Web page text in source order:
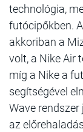
technológia,
futócipőkben.
akkoriban a
volt, a Nike Air
míg a Nike a
segítségével
Wave
az